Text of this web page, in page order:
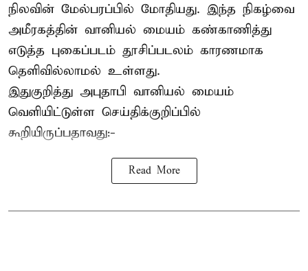
நிலவின் மேல்பரப்பில் மோதியது. இந்த நிகழ்வை
அமீரகத்தின் வானியல் மையம் கண்காணித்து
எடுத்த புகைப்படம் தூசிப்படலம் காரணமாக
தெளிவில்லாமல் உள்ளது.
இதுகுறித்து அபுதாபி வானியல் மையம்
வெளியிட்டுள்ள செய்திக்குறிப்பில்
கூறியிருப்பதாவது:-
Read More